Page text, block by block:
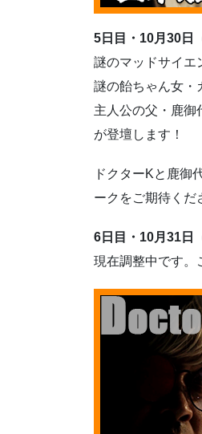
5日目・10月30日
謎のマッドサイエ
謎の飴ちゃん女・
主人公の父・鹿御
が登壇します！
ドクターKと鹿御
ークをご期待くだ
6日目・10月31日
現在調整中です。